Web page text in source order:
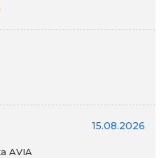
15.08.2026
AVIA